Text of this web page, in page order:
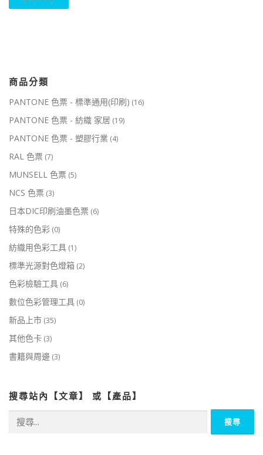
商品分類
PANTONE 色票 - 標準通用(印刷) (16)
PANTONE 色票 - 紡織 家居 (19)
PANTONE 色票 - 塑膠行業 (4)
RAL 色票 (7)
MUNSELL 色票 (5)
NCS 色票 (3)
日本DIC印刷油墨色票 (6)
特殊的色彩 (0)
紡織用色彩工具 (1)
標準光源對色燈箱 (2)
色彩檢驗工具 (6)
數位色彩管理工具 (0)
新品上市 (35)
其他色卡 (3)
書籍與周邊 (3)
搜尋站內【文章】 或【產品】